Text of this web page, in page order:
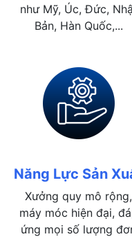
như Mỹ, Úc, Đức,
Bản, Hàn Quốc,...
Năng Lực Sản
Xưởng quy mô rộng,
máy móc hiện đại,
ứng mọi số lượng